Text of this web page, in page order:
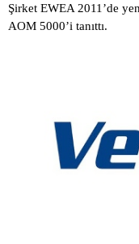
Şirket EWEA 2011’de
AOM 5000’i tanıttı.